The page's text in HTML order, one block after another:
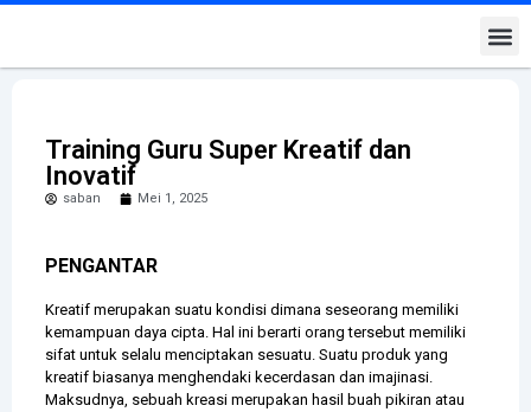
Training Guru Super Kreatif dan
Inovatif
saban Mei 1, 2025
PENGANTAR
Kreatif merupakan suatu kondisi dimana seseorang memiliki
kemampuan daya cipta. Hal ini berarti orang tersebut memiliki
sifat untuk selalu menciptakan sesuatu. Suatu produk yang
kreatif biasanya menghendaki kecerdasan dan imajinasi.
Maksudnya, sebuah kreasi merupakan hasil buah pikiran atau